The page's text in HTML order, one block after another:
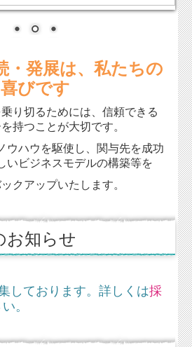
介
テム
・発展は、私たちの
喜びです
り切るためには、信頼できる
持つことが大切です。
ウハウを駆使し、関与先を成功
いビジネスモデルの構築等を
クアップいたします。
お知らせ
しております。詳しくは採
。